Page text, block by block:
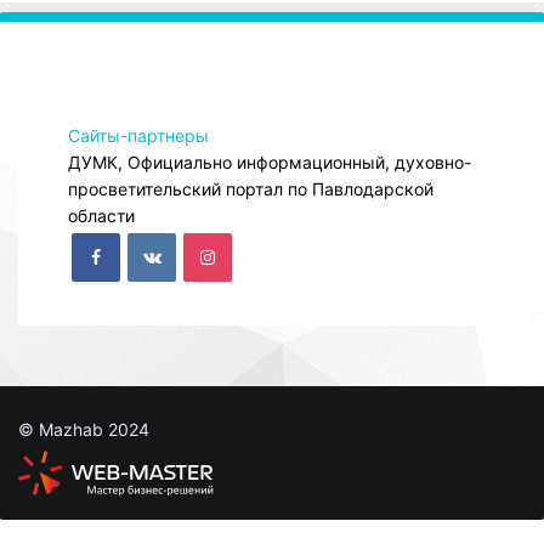
Сайты-партнеры
ДУМК, Официально информационный, духовно-
просветительский портал по Павлодарской
области
© Mazhab 2024